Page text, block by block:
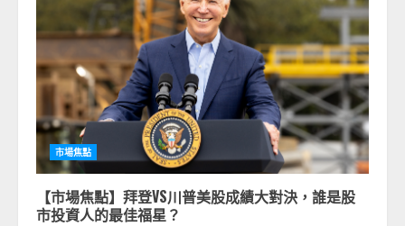
市場焦點
【市場焦點】拜登VS川普美股成績大對決，誰是股
市投資人的最佳福星？